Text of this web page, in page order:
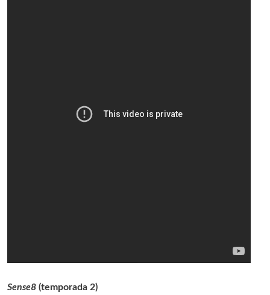
Sense8 (temporada 2)